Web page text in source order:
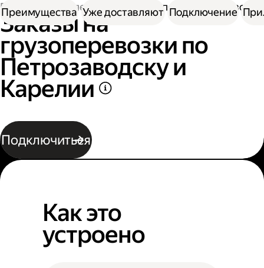
Работа водителем Заказы на перевозку грузов
Заказы на
грузоперевозки по
Петрозаводску и
Карелии
Подключиться
Преимущества Уже доставляют Подключение
Как это
устроено